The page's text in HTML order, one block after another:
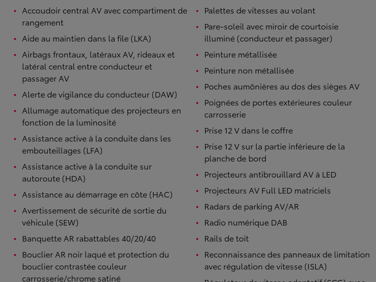
Accoudoir central AV avec compartiment de
rangement
Aide au maintien dans la file (LKA)
Airbags frontaux, latéraux AV, rideaux et
latéral central entre conducteur et
passager AV
Alerte de vigilance du conducteur (DAW)
Allumage automatique des projecteurs en
fonction de la luminosité
Assistance active à la conduite dans les
embouteillages (LFA)
Assistance active à la conduite sur
autoroute (HDA)
Assistance au démarrage en côte (HAC)
Avertissement de sécurité de sortie du
véhicule (SEW)
Banquette AR rabattables 40/20/40
Bouclier AR noir laqué et protection du
bouclier contrastée couleur
carrosserie/chrome satiné
Palettes de vitesses au volant
Pare-soleil avec miroir de courtoisie
illuminé (conducteur et passager)
Peinture métallisée
Peinture non métallisée
Poches aumônières au dos des sièges AV
Poignées de portes extérieures couleur
carrosserie
Prise 12 V dans le coffre
Prise 12 V sur la partie inférieure de la
planche de bord
Projecteurs antibrouillard AV à LED
Projecteurs AV Full LED matriciels
Radars de parking AV/AR
Radio numérique DAB
Rails de toit
Reconnaissance des panneaux de limitation
avec régulation de vitesse (ISLA)